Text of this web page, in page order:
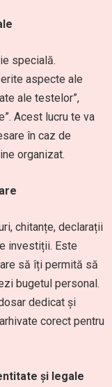
specială.
aspecte ale
ale testelor”,
Acest lucru te va
în caz de
organizat.
chitanțe, declarații
investiții. Este
să îți permită să
bugetul personal.
dedicat și
corect pentru
și legale